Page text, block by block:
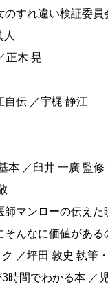
のすれ違い検証委員
正木 晃
自伝 ／宇梶 静江
本 ／臼井 一廣 監修
マンローの伝え
んなに価値がある
／坪田 敦史 執筆
時間でわかる本 ／